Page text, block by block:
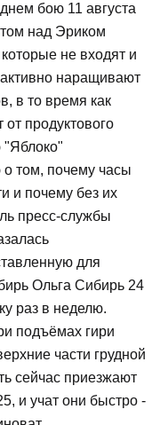
бою 11 августа
над Эриком
не входят и
наращивают
в то время как
продуктового
"Яблоко"
том, почему часы
и почему без их
пресс-службы
для
Ольга Сибирь 24
раз в неделю.
подъёмах гири
части грудной
сейчас приезжают
и учат они быстро -